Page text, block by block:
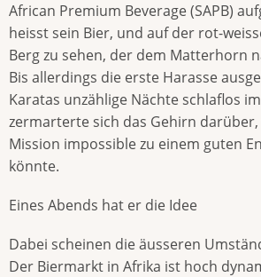
African Premium Beverage (SAPB)
heisst sein Bier, und auf der rot-
Berg zu sehen, der dem Matterhorn
Bis allerdings die erste Harasse
Karatas unzählige Nächte schlaflos
zermarterte sich das Gehirn darüber,
Mission impossible zu einem guten
könnte.
Eines Abends hat er die Idee
Dabei scheinen die äusseren
Der Biermarkt in Afrika ist hoch